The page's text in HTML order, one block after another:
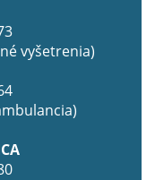
vyšetrenia)